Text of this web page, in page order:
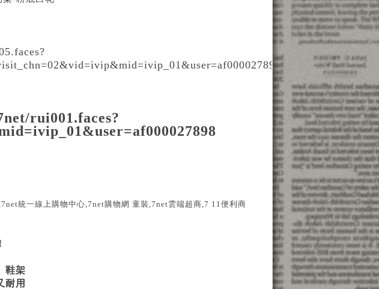
rui001.faces?
統一線上購物中心,7net購物網 童裝,7net雲端超商,7 11便利商
鞋架
耐用